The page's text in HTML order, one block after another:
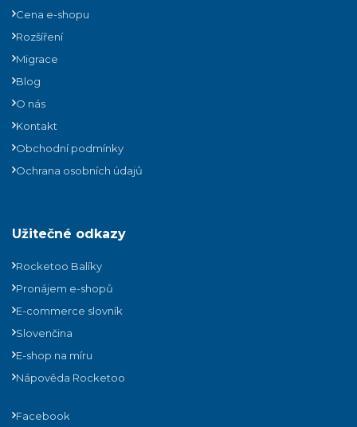
Cena e-shopu
Rozšíření
Migrace
Blog
O nás
Kontakt
Obchodní podmínky
Ochrana osobních údajů
Užitečné odkazy
Rocketoo Balíky
Pronájem e-shopů
E-commerce slovník
Slovenčina
E-shop na míru
Nápověda Rocketoo
Facebook